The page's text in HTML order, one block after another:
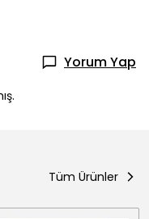
Yorum Yap
Tüm Ürünler